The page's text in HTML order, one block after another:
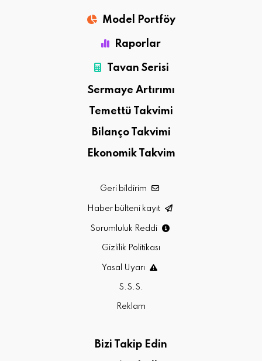
Model Portföy
Raporlar
Tavan Serisi
Sermaye Artırımı
Temettü Takvimi
Bilanço Takvimi
Ekonomik Takvim
Geri bildirim
Haber bülteni kayıt
Sorumluluk Reddi
Gizlilik Politikası
Yasal Uyarı
S.S.S.
Reklam
Bizi Takip Edin